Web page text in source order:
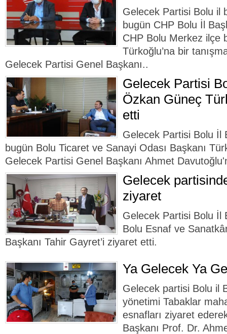
Gelecek Partisi Bolu il
bugün CHP Bolu İl
CHP Bolu Merkez ilçe
Türkoğlu’na bir
Gelecek Partisi Genel Başkanı..
Gelecek Partisi
Özkan Güneç
etti
Gelecek Partisi Bolu İl
bugün Bolu Ticaret ve Sanayi Odası Başkanı
Gelecek Partisi Genel Başkanı Ahmet
Gelecek
ziyaret
Gelecek Partisi Bolu İl
Bolu Esnaf ve
Başkanı Tahir Gayret’i ziyaret etti.
Ya Gelecek Ya
Gelecek partisi Bolu il
yönetimi Tabaklar
esnafları ziyaret
Başkanı Prof. Dr.